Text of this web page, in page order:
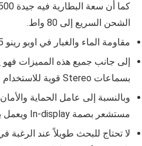
الشحن السريع إلى 80 واط.
مقاومة الماء والغبار في اوبو رينو 15
إلى جانب جميع هذه المميزات
بسماعات Stereo قوية للاستخدام في أي وقت.
وبالنسبة إلى عامل الحماية
مستشعر بصمة In‑display ويعمل بكفاءة بمجرد لمسه.
لا تحتاج للبحث طويلاً عند الرغبة